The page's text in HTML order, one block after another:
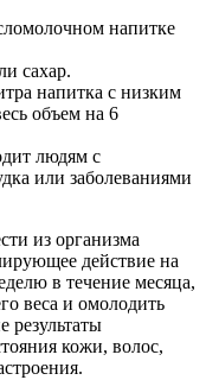
напитке
сахар.
напитка с низким
объем на 6
людям с
или заболеваниями
из организма
действие на
в течение месяца,
веса и омолодить
результаты
кожи, волос,